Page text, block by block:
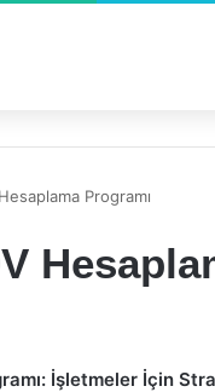
Programı
İşletmeler İçin